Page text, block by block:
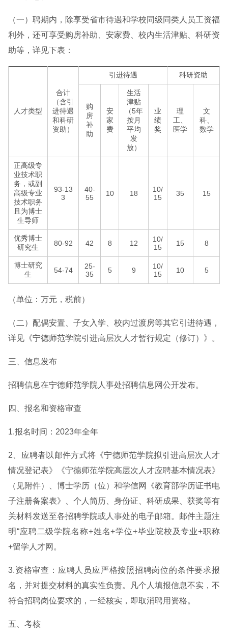
（一）聘期内，除享受省市待遇和学校同级同类人员工资福
利外，还可享受购房补助、安家费、校内生活津贴、科研资
助等，详见下表：
人才类型
合计
（含引
进待遇
和科研
资助）
引进待遇 科研资助
购
房
补
助
安
家
费
生活
津贴
（5年
按月
平均
发
放）
业
绩
奖
理
工、
医学
文
科、
数学
正高级专
业技术职
务，或副
高级专业
技术职务
且为博士
生导师
93-13
3
40-
55
10 18
10/
15
35 15
优秀博士
研究生
80-92 42 8 12
10/
15
15 8
博士研究
生
54-74
25-
35
5 9
10/
15
10 5
（单位：万元，税前）
（二）配偶安置、子女入学、校内过渡房等其它引进待遇，
详见《宁德师范学院引进高层次人才暂行规定（修订）》。
三、信息发布
招聘信息在宁德师范学院人事处招聘信息网公开发布。
四、报名和资格审查
1.报名时间：2023年全年
2、应聘者以邮件方式将《宁德师范学院拟引进高层次人才
情况登记表》《宁德师范学院高层次人才应聘基本情况表》
（见附件）、博士学历（位）和学信网《教育部学历证书电
子注册备案表》、个人简历、身份证、科研成果、获奖等有
关材料发送至各招聘学院或人事处的电子邮箱。邮件主题注
明“应聘二级学院名称+姓名+学位+毕业院校及专业+职称
+留学人才网。
3.资格审查：应聘人员应严格按照招聘岗位的条件要求报
名，并对提交材料的真实性负责。凡个人填报信息不实，不
符合招聘岗位要求的，一经核实，即取消聘用资格。
五、考核